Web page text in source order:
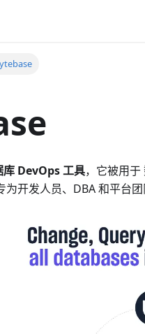
库 DevOps 工具，它被用
开发人员、DBA 和平台团